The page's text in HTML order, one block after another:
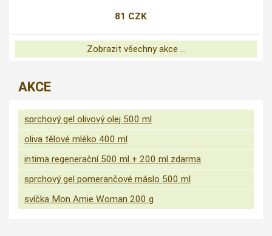
81 CZK
Zobrazit všechny akce ...
AKCE
sprchový gel olivový olej 500 ml
oliva tělové mléko 400 ml
intima regenerační 500 ml + 200 ml zdarma
sprchový gel pomerančové máslo 500 ml
svíčka Mon Amie Woman 200 g